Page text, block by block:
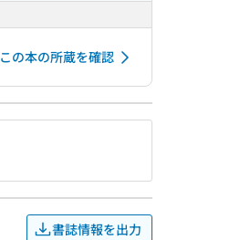
この本の所蔵を確認
書誌情報を出力